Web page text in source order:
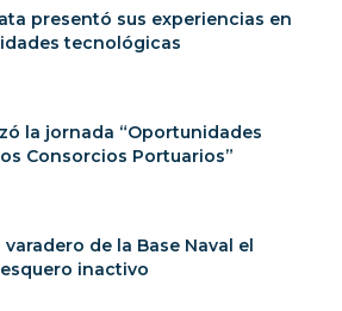
presentó sus experiencias en
tecnológicas
la jornada “Oportunidades
Consorcios Portuarios”
de la Base Naval el
inactivo